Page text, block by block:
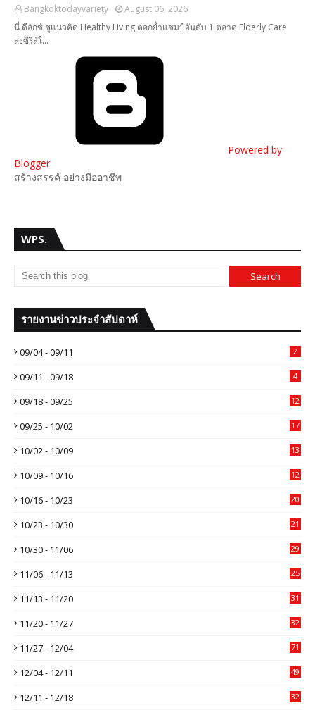
Bangkoktodayvariety
August 06, 2026
นี่ ดีลักซ์ ชูแนวคิด Healthy Living ตอกย้ำแชมป์อันดับ 1 ตลาด Elderly Care
ส่งซีรีส์ใ…
Powered by
Blogger
สร้างสรรค์ อย่างมืออาชีพ
WPS.
รายงานข่าวประจำสัปดาห์
09/04 - 09/11 2
09/11 - 09/18 4
09/18 - 09/25 12
09/25 - 10/02 17
10/02 - 10/09 13
10/09 - 10/16 12
10/16 - 10/23 20
10/23 - 10/30 21
10/30 - 11/06 29
11/06 - 11/13 25
11/13 - 11/20 31
11/20 - 11/27 32
11/27 - 12/04 71
12/04 - 12/11 49
12/11 - 12/18 32